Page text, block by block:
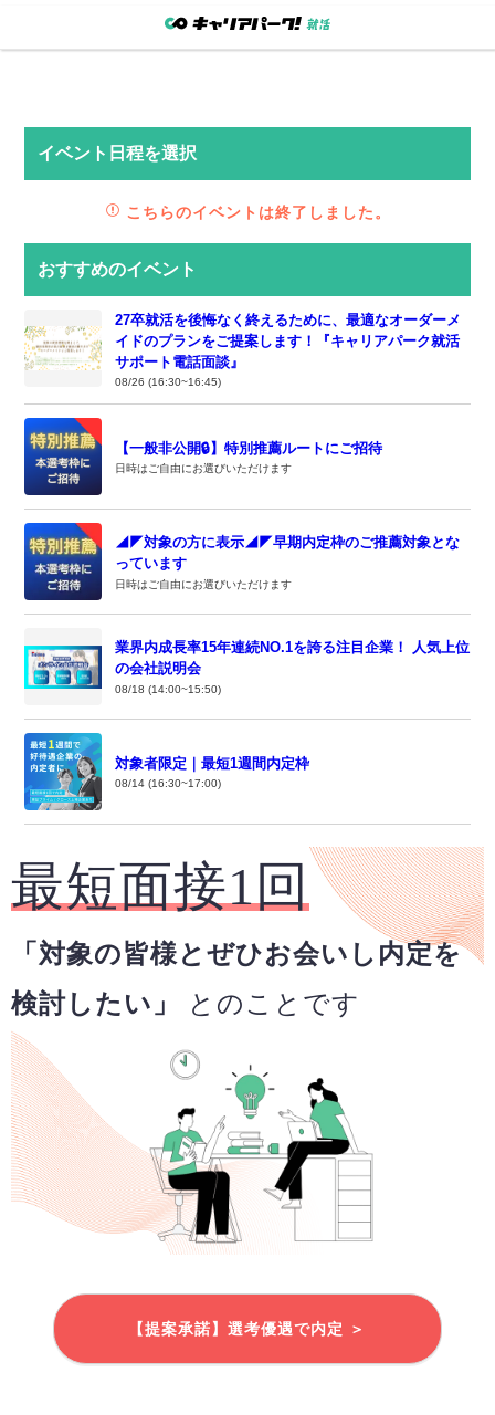
イベント日程を選択
こちらのイベントは終了しました。
おすすめのイベント
27卒就活を後悔なく終えるために、最適なオーダーメ
イドのプランをご提案します！『キャリアパーク就活
サポート電話面談』
08/26 (16:30~16:45)
【一般非公開🔒️】特別推薦ルートにご招待
日時はご自由にお選びいただけます
◢◤対象の方に表示◢◤早期内定枠のご推薦対象とな
っています
日時はご自由にお選びいただけます
業界内成長率15年連続NO.1を誇る注目企業！ 人気上位
の会社説明会
08/18 (14:00~15:50)
対象者限定｜最短1週間内定枠
08/14 (16:30~17:00)
最短面接1回
「対象の皆様とぜひお会いし内定を
検討したい」
とのことです
【提案承諾】選考優遇で内定 ＞